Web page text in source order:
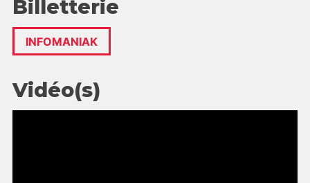
Billetterie
INFOMANIAK
Vidéo(s)